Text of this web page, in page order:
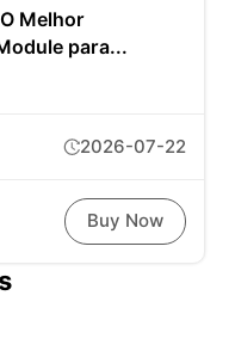
Melhor
para...
2026-07-22
Buy Now